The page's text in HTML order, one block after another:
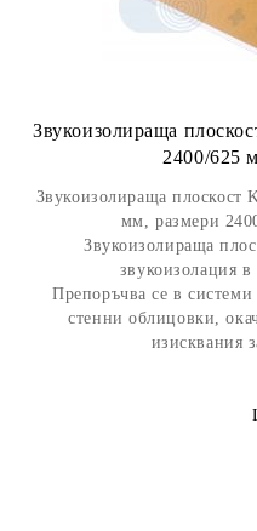
Звукоизолираща
2400/625
Звукоизолираща плоскост
мм, размери
Звукоизолираща
звукоизолация в
Препоръчва се в
стенни облицовки,
изисквания